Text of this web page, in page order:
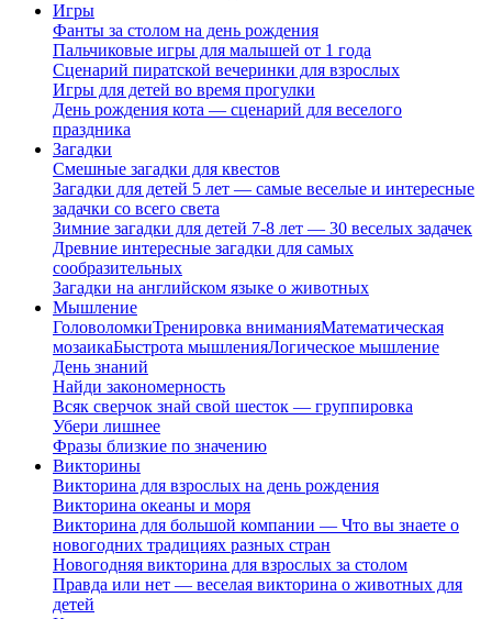
Игры
Фанты за столом на день рождения
Пальчиковые игры для малышей от 1 года
Сценарий пиратской вечеринки для взрослых
Игры для детей во время прогулки
День рождения кота — сценарий для веселого
праздника
Загадки
Смешные загадки для квестов
Загадки для детей 5 лет — самые веселые и интересные
задачки со всего света
Зимние загадки для детей 7-8 лет — 30 веселых задачек
Древние интересные загадки для самых
сообразительных
Загадки на английском языке о животных
Мышление
ГоловоломкиТренировка вниманияМатематическая
мозаикаБыстрота мышленияЛогическое мышление
День знаний
Найди закономерность
Всяк сверчок знай свой шесток — группировка
Убери лишнее
Фразы близкие по значению
Викторины
Викторина для взрослых на день рождения
Викторина океаны и моря
Викторина для большой компании — Что вы знаете о
новогодних традициях разных стран
Новогодняя викторина для взрослых за столом
Правда или нет — веселая викторина о животных для
детей